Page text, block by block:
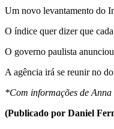
Um novo levantamento do
O índice quer dizer que
O governo paulista
A agência irá se reunir no
*Com informações de
(Publicado por Daniel